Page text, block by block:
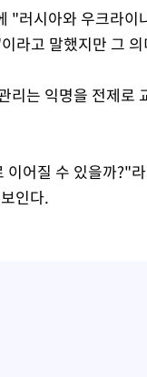
"러시아와 우크라
라고 말했지만 그
리는 익명을 전제로
어질 수 있을까?"
인다.